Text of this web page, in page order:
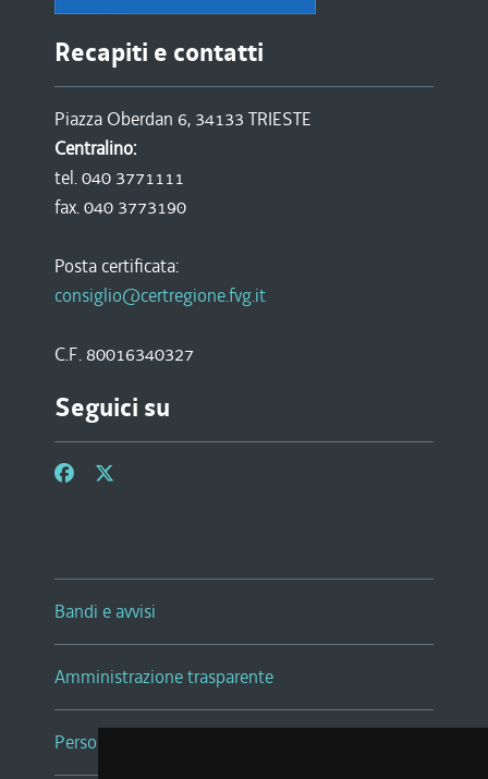
Recapiti e contatti
Piazza Oberdan 6, 34133 TRIESTE
Centralino:
tel. 040 3771111
fax. 040 3773190
Posta certificata:
consiglio@certregione.fvg.it
C.F. 80016340327
Seguici su
Bandi e avvisi
Amministrazione trasparente
Persone e Uffici